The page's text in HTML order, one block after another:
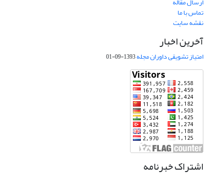
تماس با ما
نقشه سایت
آخرین اخبار
امتیاز تشویقی داوران مجله1393-09-01
اشتراک خبرنامه